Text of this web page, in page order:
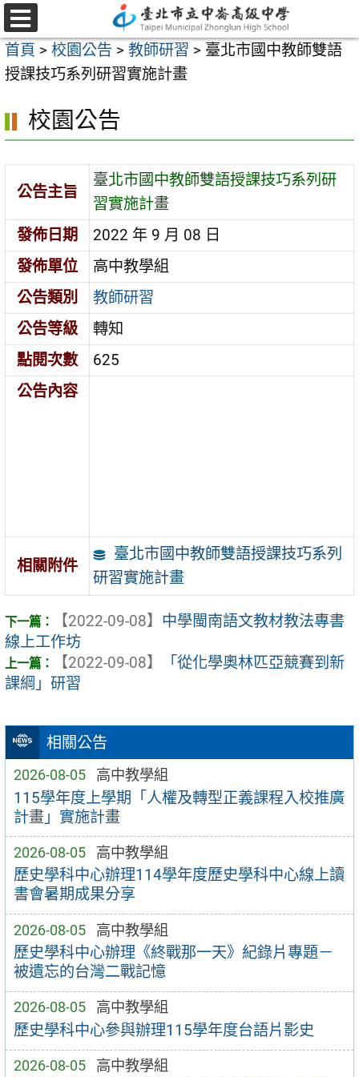
跳
至
主
要
容
選
單
首頁 > 校園公告 > 教師研習 > 臺北市國中教師雙語
授課技巧系列研習實施計畫
相關公告
2026-08-05 高中教學組
115學年度上學期「人權及轉型正義課程入校推廣
計畫」實施計畫
2026-08-05 高中教學組
歷史學科中心辦理114學年度歷史學科中心線上讀
書會暑期成果分享
2026-08-05 高中教學組
歷史學科中心辦理《終戰那一天》紀錄片專題－
被遺忘的台灣二戰記憶
2026-08-05 高中教學組
歷史學科中心參與辦理115學年度台語片影史
2026-08-05 高中教學組
校園公告
公告主旨
臺北市國中教師雙語授課技巧系列研
習實施計畫
發佈日期
2022 年 9 月 08 日
發佈單位
高中教學組
公告類別
教師研習
公告等級
轉知
點閱次數
625
公告內容
相關附件
臺北市國中教師雙語授課技巧系列
研習實施計畫
【2022-09-08】 中學閩南語文教材教法專書
線上工作坊
【2022-09-08】
「從化學奧林匹亞競賽到新
課綱」研習